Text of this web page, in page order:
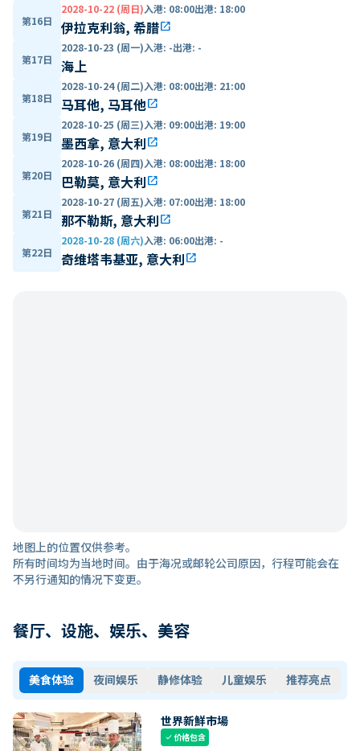
第16日
2028-10-22 (周日)入港: 08:00出港: 18:00
伊拉克利翁, 希腊open_in_new
第17日
2028-10-23 (周一)入港: -出港: -
海上
第18日
2028-10-24 (周二)入港: 08:00出港: 21:00
马耳他, 马耳他open_in_new
第19日
2028-10-25 (周三)入港: 09:00出港: 19:00
墨西拿, 意大利open_in_new
第20日
2028-10-26 (周四)入港: 08:00出港: 18:00
巴勒莫, 意大利open_in_new
第21日
2028-10-27 (周五)入港: 07:00出港: 18:00
那不勒斯, 意大利open_in_new
第22日
2028-10-28 (周六)入港: 06:00出港: -
奇维塔韦基亚, 意大利open_in_new
地图上的位置仅供参考。
所有时间均为当地时间。由于海况或邮轮公司原因，行程可能会在
不另行通知的情况下变更。
餐厅、设施、娱乐、美容
美食体验 夜间娱乐 静修体验 儿童娱乐 推荐亮点
世界新鮮市場
check价格包含